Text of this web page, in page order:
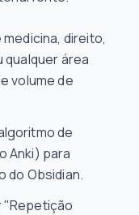
direito,
qualquer área
volume de
de
Anki) para
do Obsidian.
"Repetição